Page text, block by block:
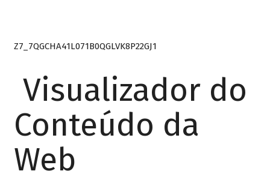
Z7_7QGCHA41L071B0QGLVK8P22GJ1
Visualizador do
Conteúdo da
Web